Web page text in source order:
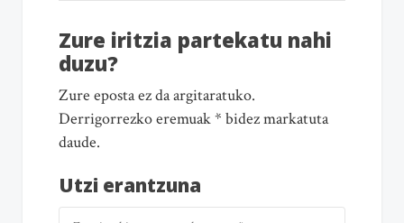
Zure iritzia partekatu nahi
duzu?
Zure eposta ez da argitaratuko.
Derrigorrezko eremuak * bidez markatuta
daude.
Utzi erantzuna